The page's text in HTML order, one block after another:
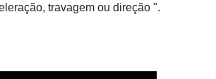
travagem ou direção ".